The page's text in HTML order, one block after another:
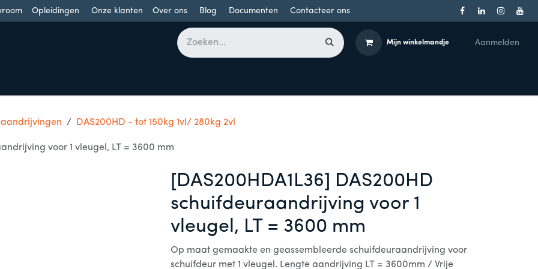
Opleidingen Onze klanten Over ons Blog Documenten Contacteer ons
Mijn winkelmandje Aanmelden
DAS200HD - tot 150kg 1vl/ 280kg 2vl
voor 1 vleugel, LT = 3600 mm
[DAS200HDA1L36] DAS200HD
schuifdeuraandrijving voor 1
vleugel, LT = 3600 mm
Op maat gemaakte en geassembleerde schuifdeuraandrijving voor
schuifdeur met 1 vleugel. Lengte aandrijving LT = 3600mm / Vrije